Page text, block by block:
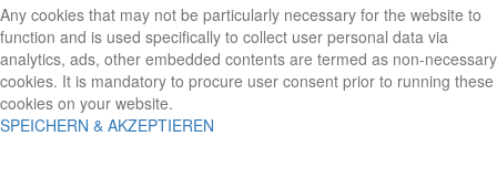
Any cookies that may not be particularly necessary for the website to
function and is used specifically to collect user personal data via
analytics, ads, other embedded contents are termed as non-necessary
cookies. It is mandatory to procure user consent prior to running these
cookies on your website.
SPEICHERN & AKZEPTIEREN